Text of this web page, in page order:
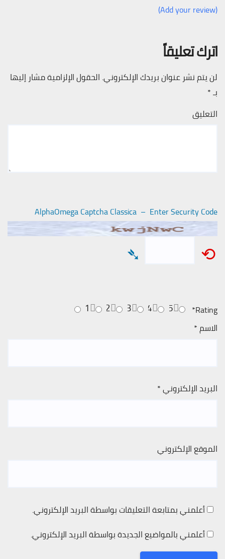
(Add your review)
اترك تعليقاً
لن يتم نشر عنوان بريدك الإلكتروني. الحقول الإلزامية مشار إليها
بـ*
التعليق
AlphaOmega Captcha Classica – Enter Security Code
⟲
➴
Rating
*
5
4
3
2
1
الاسم*
البريد الإلكتروني*
الموقع الإلكتروني
أعلمني بمتابعة التعليقات بواسطة البريد الإلكتروني.
أعلمني بالمواضيع الجديدة بواسطة البريد الإلكتروني.